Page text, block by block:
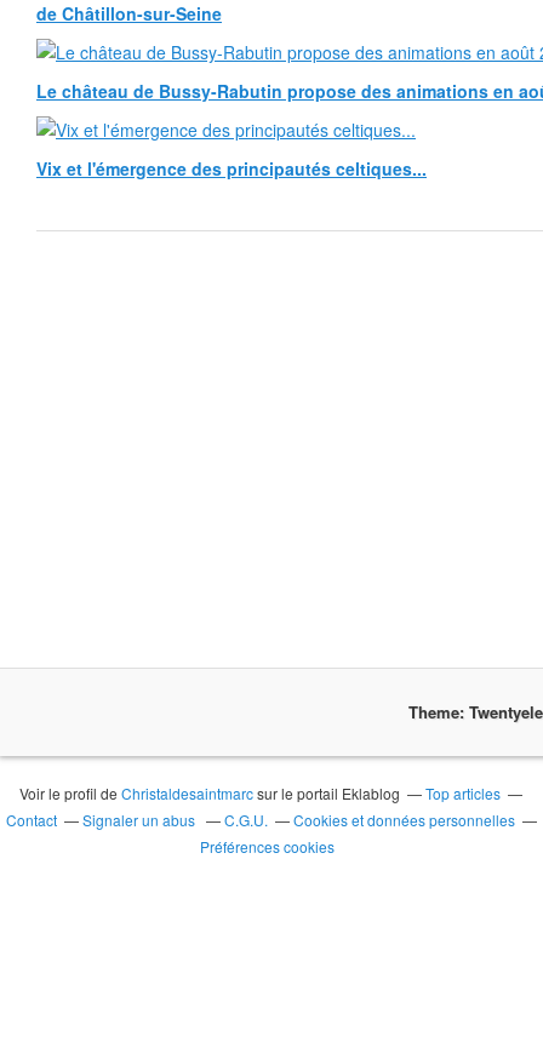
de Châtillon-sur-Seine
Le château de Bussy-Rabutin propose des animations en
Vix et l'émergence des principautés celtiques...
Theme:
Voir le profil deChristaldesaintmarcsur le portail Eklablog
Top articles
Contact
Signaler un abus C.G.U.
Cookies et données personnelles
Préférences cookies